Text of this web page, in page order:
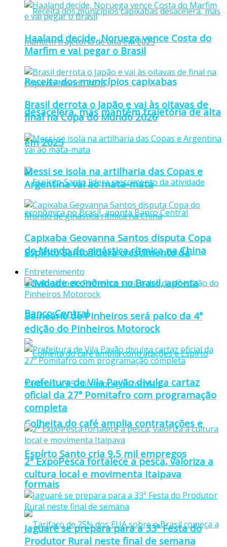
Receita dos municípios capixabas
desacelera, mas mantém trajetória de alta
em 2025
Espírito Santo lidera crescimento da
atividade econômica no Brasil, aponta
Banco Central
Colheita do café amplia contratações e
Espírto Santo cria 9,5 mil empregos
formais
Haaland decide, Noruega vence Costa do
Marfim e vai pegar o Brasil
Brasil derrota o Japão e vai às oitavas de
final na Copa do Mundo 2026
Messi se isola na artilharia das Copas e
Argentina vai ao mata-mata
Capixaba Geovanna Santos disputa Copa
do Mundo de ginástica rítmica na China
Entretenimento
Balneário de Pinheiros será palco da 4ª
edição do Pinheiros Motorock
Prefeitura de Vila Pavão divulga cartaz
oficial da 27ª Pomitafro com programação
completa
2ª ExpoPesca fortalece a pesca, valoriza a
cultura local e movimenta Itaipava
Jaguaré se prepara para a 33ª Festa do
Produtor Rural neste final de semana